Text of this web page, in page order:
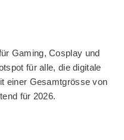
Gaming, Cosplay und
für alle, die digitale
einer Gesamtgrösse von
für 2026.